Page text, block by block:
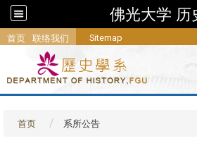
佛光大学 历
首页 联络我们 Sitemap
首页 系所公告